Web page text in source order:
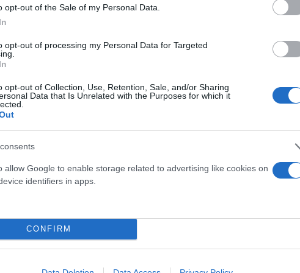
opt-out of the Sale of my Personal Data.
opt-out of processing my Personal Data for Targeted
opt-out of Collection, Use, Retention, Sale, and/or Sharing
Data that Is Unrelated with the Purposes for which it
allow Google to enable storage related to advertising like cookies on
identifiers in apps.
CONFIRM
στο Instagram, την
η σύντροφος του
3,5 φορές
κίνδυνος σοβαρής
κάκωσης
Νέο κύμα καύσωνα σαρώνει την